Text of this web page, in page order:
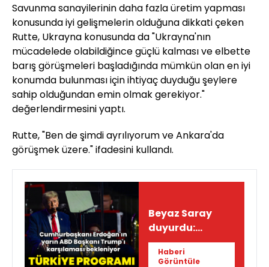
Savunma sanayilerinin daha fazla üretim yapması
konusunda iyi gelişmelerin olduğuna dikkati çeken
Rutte, Ukrayna konusunda da "Ukrayna'nın
mücadelede olabildiğince güçlü kalması ve elbette
barış görüşmeleri başladığında mümkün olan en iyi
konumda bulunması için ihtiyaç duyduğu şeylere
sahip olduğundan emin olmak gerekiyor."
değerlendirmesini yaptı.
Rutte, "Ben de şimdi ayrılıyorum ve Ankara'da
görüşmek üzere." ifadesini kullandı.
Beyaz Saray
duyurdu:
Trump'ın Türkiye
programı
Haberi
Görüntüle